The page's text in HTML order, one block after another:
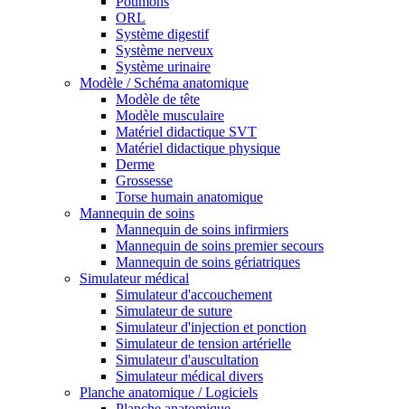
ORL
Système digestif
Système nerveux
Système urinaire
Modèle / Schéma anatomique
Modèle de tête
Modèle musculaire
Matériel didactique SVT
Matériel didactique physique
Derme
Grossesse
Torse humain anatomique
Mannequin de soins
Mannequin de soins infirmiers
Mannequin de soins premier secours
Mannequin de soins gériatriques
Simulateur médical
Simulateur d'accouchement
Simulateur de suture
Simulateur d'injection et ponction
Simulateur de tension artérielle
Simulateur d'auscultation
Simulateur médical divers
Planche anatomique / Logiciels